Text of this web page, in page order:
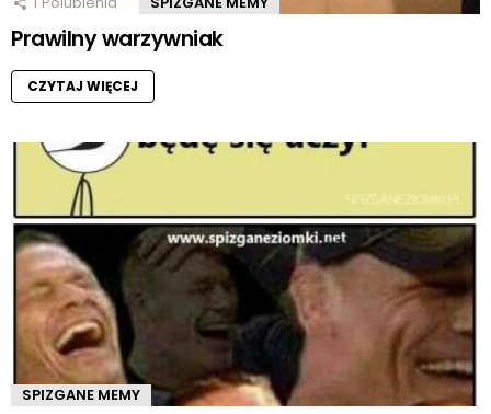
Prawilny warzywniak
CZYTAJ WIĘCEJ
SPIZGANE MEMY